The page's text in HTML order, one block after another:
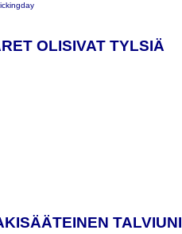
OLISIVAT TYLSIÄ
TALVIUNI